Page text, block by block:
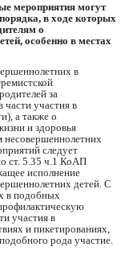
мероприятия могут
в ходе которых
о
особенно в местах
в
за
участия в
а также о
и здоровья
несовершеннолетних
следует
ст. 5.35 ч.1 КоАП
исполнение
детей. С
в подобных
участия в
и пикетированиях,
рода участие.